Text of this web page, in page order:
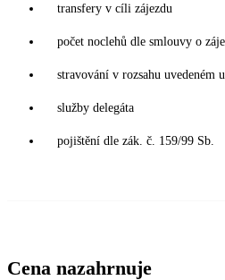
transfery v cíli zájezdu
počet noclehů dle smlouvy o
stravování v rozsahu uvedeném
služby delegáta
pojištění dle zák. č. 159/99 Sb.
Cena nazahrnuje